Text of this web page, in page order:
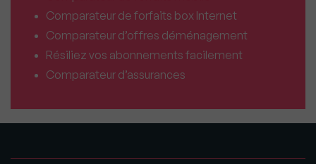
Comparateur de forfaits box Internet
Comparateur d’offres déménagement
Résiliez vos abonnements facilement
Comparateur d’assurances